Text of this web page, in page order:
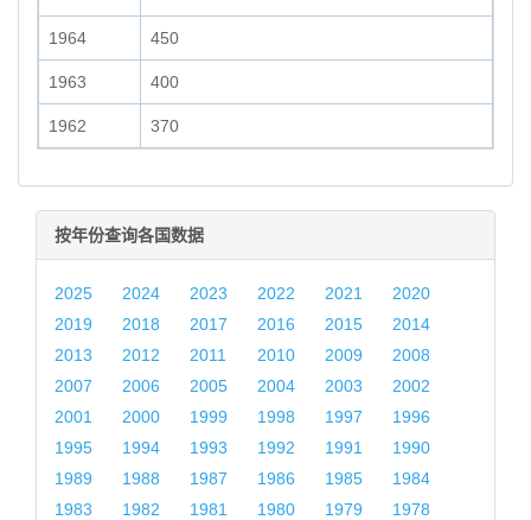
1964 450
1963 400
1962 370
按年份查询各国数据
2025 2024 2023 2022 2021
2020
2019
2018 2017 2016 2015
2014
2013
2012 2011 2010 2009
2008
2007
2006 2005 2004 2003
2002
2001
2000 1999 1998 1997
1996
1995
1994 1993 1992 1991
1990
1989
1988 1987 1986 1985
1984
1983
1982 1981 1980 1979
1978